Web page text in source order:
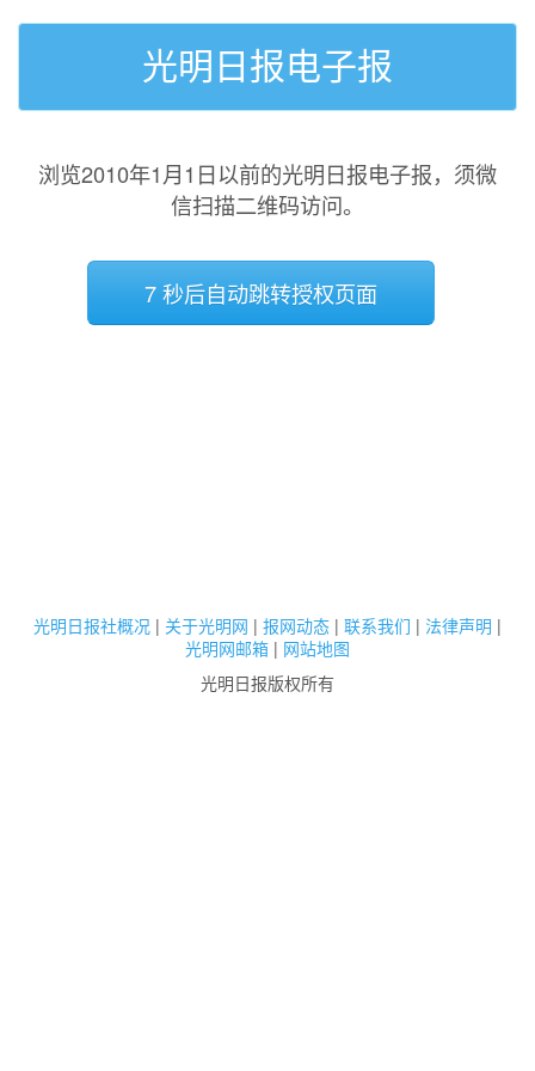
光明日报电子报
浏览2010年1月1日以前的光明日报电子报，须微
信扫描二维码访问。
7 秒后自动跳转授权页面
光明日报社概况 | 关于光明网 | 报网动态 | 联系我们 | 法律声明 |
光明网邮箱 | 网站地图
光明日报版权所有